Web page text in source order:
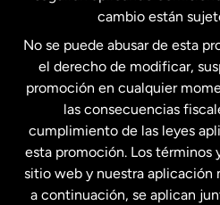
Francia
Malasia
Nueva Zelanda
cambio están
No se puede abusar de esta
el derecho de modificar,
promoción en cualquier
las consecuencias
cumplimiento de las leyes
esta promoción. Los términos
sitio web y nuestra aplicación
a continuación, se aplican